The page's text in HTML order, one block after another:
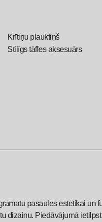
Krītiņu plauktiņš
Stilīgs tāfles aksesuārs
pasaules estētikai un
dizainu. Piedāvājumā